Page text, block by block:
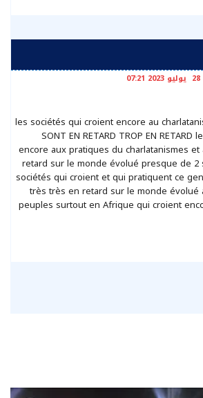
28 يوليو 2023 07:21
les sociétés qui croient encore au
SONT EN RETARD TROP EN
encore aux pratiques du charlatanismes et
retard sur le monde évolué presque de 2
sociétés qui croient et qui pratiquent ce
très très en retard sur le monde évolué
peuples surtout en Afrique qui croient